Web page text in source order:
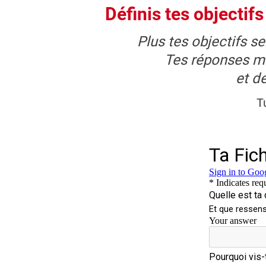
Définis tes
Plus tes objectifs
Tes réponses
et